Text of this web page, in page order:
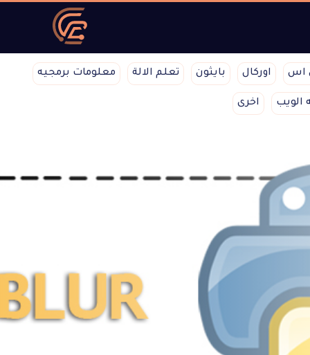
اس اوركال بايثون تعلم الالة معلومات برمجيه
الويب اخرى